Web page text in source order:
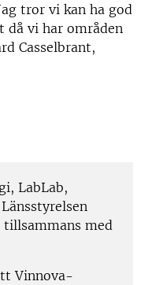
tror vi kan ha god
då vi har områden
Casselbrant,
LabLab,
med
Vinnova-